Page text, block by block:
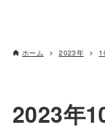
ホーム 2023年
2023年